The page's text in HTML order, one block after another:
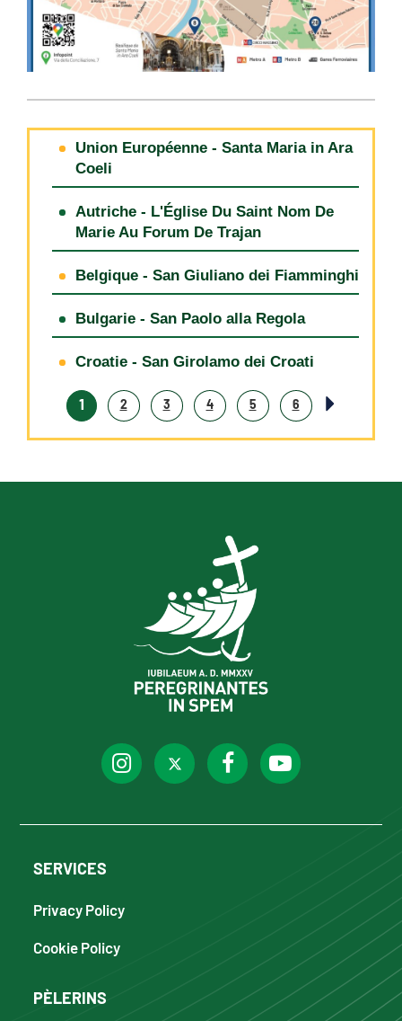
Union Européenne - Santa Maria in Ara
Coeli
Autriche - L'Église Du Saint Nom De
Marie Au Forum De Trajan
Belgique - San Giuliano dei Fiamminghi
Bulgarie - San Paolo alla Regola
Croatie - San Girolamo dei Croati
1 2 3 4 5 6
SERVICES
Privacy Policy
Cookie Policy
PÈLERINS